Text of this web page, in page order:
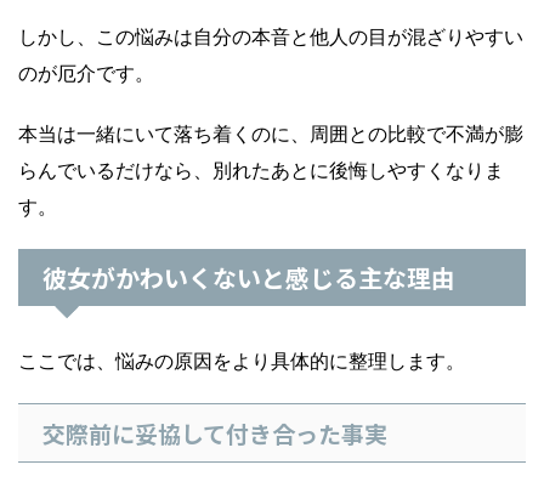
しかし、この悩みは自分の本音と他人の目が混ざりやすい
のが厄介です。
本当は一緒にいて落ち着くのに、周囲との比較で不満が膨
らんでいるだけなら、別れたあとに後悔しやすくなりま
す。
彼女がかわいくないと感じる主な理由
ここでは、悩みの原因をより具体的に整理します。
交際前に妥協して付き合った事実